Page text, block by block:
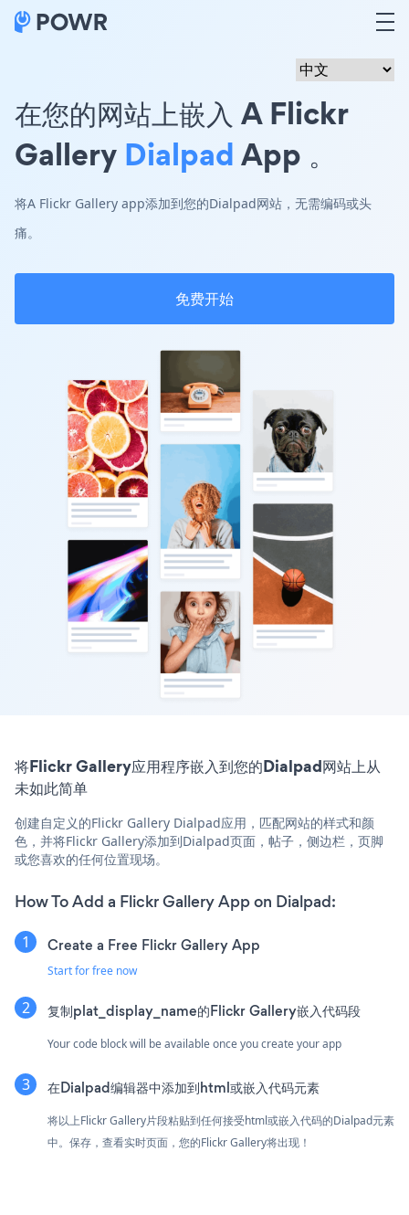
在您的网站上嵌入 A Flickr
Gallery DialpadApp 。
将A Flickr Gallery app添加到您的Dialpad网站，无需编码或头
痛。
免费开始
将Flickr Gallery应用程序嵌入到您的Dialpad网站上从
未如此简单
创建自定义的Flickr Gallery Dialpad应用，匹配网站的样式和颜
色，并将Flickr Gallery添加到Dialpad页面，帖子，侧边栏，页脚
或您喜欢的任何位置现场。
How To Add a Flickr Gallery App on Dialpad:
Create a Free Flickr Gallery App
Start for free now
复制plat_display_name的Flickr Gallery嵌入代码段
Your code block will be available once you create your app
在Dialpad编辑器中添加到html或嵌入代码元素
将以上Flickr Gallery片段粘贴到任何接受html或嵌入代码的Dialpad元素
中。保存，查看实时页面，您的Flickr Gallery将出现！